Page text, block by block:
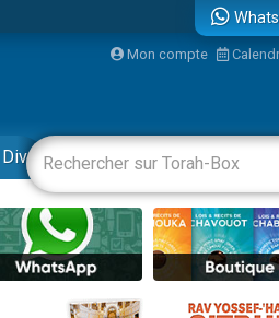
Mon compte
Divertissements Livres